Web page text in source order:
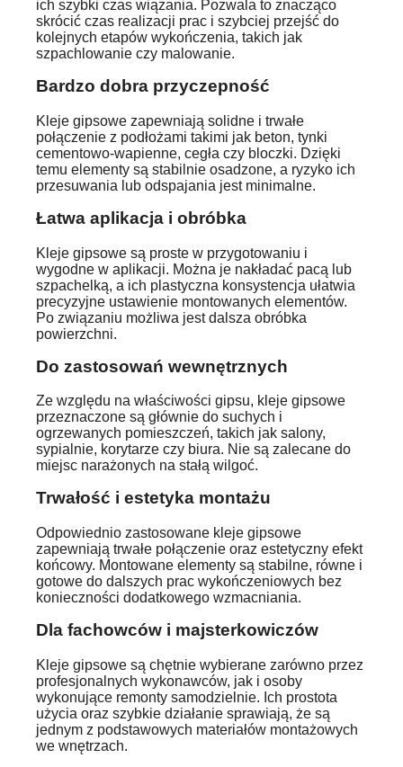
ich szybki czas wiązania. Pozwala to znacząco
skrócić czas realizacji prac i szybciej przejść do
kolejnych etapów wykończenia, takich jak
szpachlowanie czy malowanie.
Bardzo dobra przyczepność
Kleje gipsowe zapewniają solidne i trwałe
połączenie z podłożami takimi jak beton, tynki
cementowo-wapienne, cegła czy bloczki. Dzięki
temu elementy są stabilnie osadzone, a ryzyko ich
przesuwania lub odspajania jest minimalne.
Łatwa aplikacja i obróbka
Kleje gipsowe są proste w przygotowaniu i
wygodne w aplikacji. Można je nakładać pacą lub
szpachelką, a ich plastyczna konsystencja ułatwia
precyzyjne ustawienie montowanych elementów.
Po związaniu możliwa jest dalsza obróbka
powierzchni.
Do zastosowań wewnętrznych
Ze względu na właściwości gipsu, kleje gipsowe
przeznaczone są głównie do suchych i
ogrzewanych pomieszczeń, takich jak salony,
sypialnie, korytarze czy biura. Nie są zalecane do
miejsc narażonych na stałą wilgoć.
Trwałość i estetyka montażu
Odpowiednio zastosowane kleje gipsowe
zapewniają trwałe połączenie oraz estetyczny efekt
końcowy. Montowane elementy są stabilne, równe i
gotowe do dalszych prac wykończeniowych bez
konieczności dodatkowego wzmacniania.
Dla fachowców i majsterkowiczów
Kleje gipsowe są chętnie wybierane zarówno przez
profesjonalnych wykonawców, jak i osoby
wykonujące remonty samodzielnie. Ich prostota
użycia oraz szybkie działanie sprawiają, że są
jednym z podstawowych materiałów montażowych
we wnętrzach.